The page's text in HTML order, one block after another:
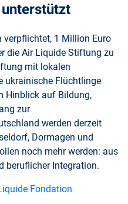
verpflichtet, 1 Million Euro
die Air Liquide Stiftung zu
mit lokalen
ukrainische Flüchtlinge
Hinblick auf Bildung,
zur
werden derzeit
Dormagen und
noch mehr werden: aus
beruflicher Integration.
Fondation